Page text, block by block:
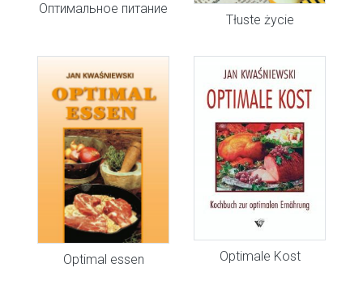
Оптимальное питание
Tłuste życie
Optimal essen Optimale Kost